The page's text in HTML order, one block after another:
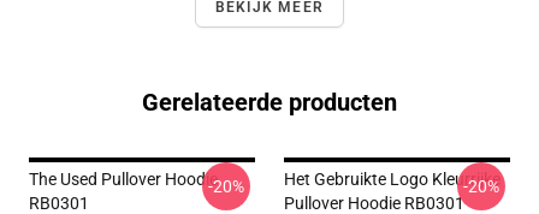
BEKIJK MEER
Gerelateerde producten
The Used Pullover Hoodie
RB0301
-20%
Het Gebruikte Logo Kleurrijke
Pullover Hoodie RB0301
-20%